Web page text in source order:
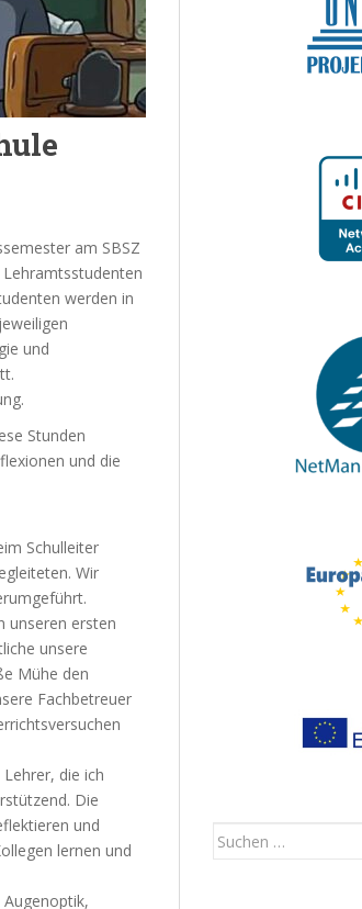
am SBSZ
werden in
und
Stunden
und die
Schulleiter
Wir
unseren ersten
unsere
Mühe den
Fachbetreuer
die ich
Die
und
lernen und
Suchen